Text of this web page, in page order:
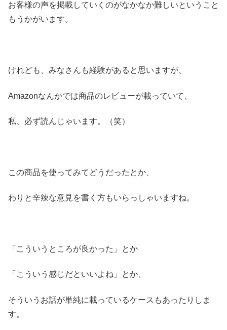
お客様の声を掲載していくのがなかなか難しいということ
もうかがいます。
けれども、みなさんも経験があると思いますが、
Amazonなんかでは商品のレビューが載っていて、
私、必ず読んじゃいます。（笑）
この商品を使ってみてどうだったとか、
わりと辛辣な意見を書く方もいらっしゃいますね。
「こういうところが良かった」とか
「こういう感じだといいよね」とか、
そういうお話が単純に載っているケースもあったりしま
す。